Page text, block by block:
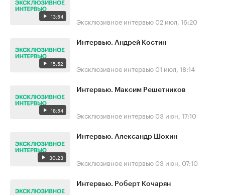
13:54 Эксклюзивное интервью 02 июл, 16:20
15:52
Интервью. Андрей Костин
Эксклюзивное интервью 01 июл, 18:14
18:54
Интервью. Максим Решетников
Эксклюзивное интервью 03 июн, 17:10
30:23
Интервью. Александр Шохин
Эксклюзивное интервью 03 июн, 07:10
Интервью. Роберт Кочарян